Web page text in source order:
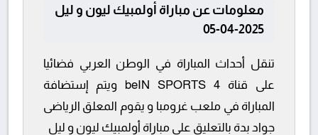
معلومات عن مباراة أولمبيك ليون و ليل
2025-04-05
تنقل أحداث المباراة في الوطن العربي فضائيا
على قناة beIN SPORTS 4 ويتم إستضافة
المباراة في ملعب غرومبا و يقوم المعلق الرياضى
جواد بدة بالتعليق على مباراة أولمبيك ليون و ليل